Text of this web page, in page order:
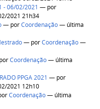
- 06/02/2021 — por
2021 21h34
— porCoordenação— última
— porCoordenação—
porCoordenação— última
PPGA 2021 — por
2021 12h10
Coordenação— última